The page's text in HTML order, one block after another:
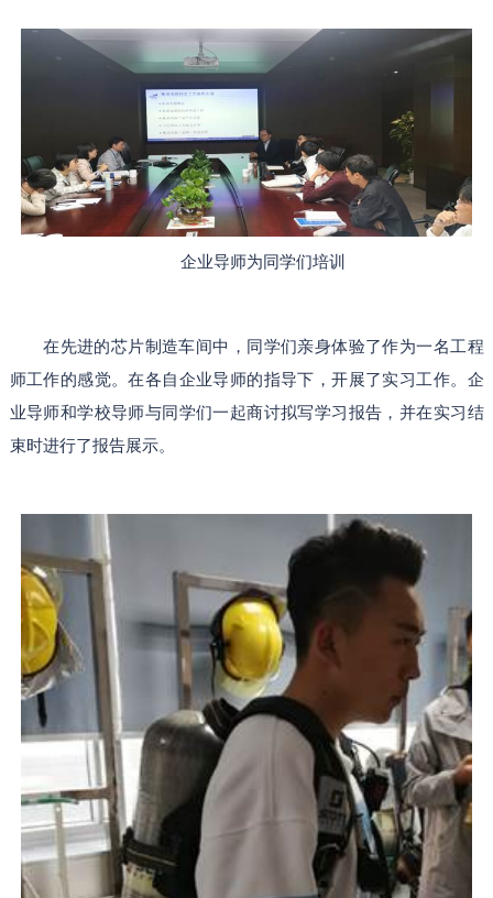
企业导师为同学们培训
在先进的芯片制造车间中，同学们亲身体验了作为一名工程
师工作的感觉。在各自企业导师的指导下，开展了实习工作。企
业导师和学校导师与同学们一起商讨拟写学习报告，并在实习结
束时进行了报告展示。